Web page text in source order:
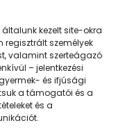
kezelt site-okra
regisztrált személyek
valamint szerteágazó
– jelentkezési
és ifjúsági
a támogatói és a
és a
egyik